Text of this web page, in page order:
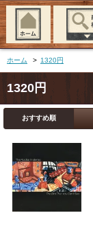
ホーム > 1320円
1320円
おすすめ順